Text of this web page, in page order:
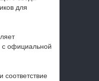
для
с официальной
соответствие